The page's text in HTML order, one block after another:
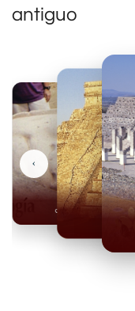
antiguo
Olmecas
‹